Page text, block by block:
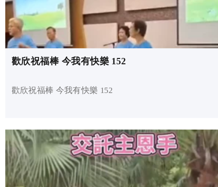
歡欣祝福棒 今我有快樂 152
歡欣祝福棒 今我有快樂 152